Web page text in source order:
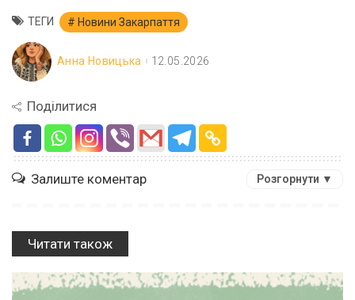
ТЕГИ Новини Закарпаття
Анна Новицька 12.05.2026
Поділитися
Залиште коментар Розгорнути ▼
Читати також